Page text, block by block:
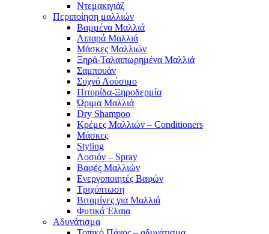
Ντεμακιγιάζ
Περιποίηση μαλλιών
Βαμμένα Μαλλιά
Λιπαρά Μαλλιά
Μάσκες Μαλλιών
Ξηρά-Ταλαιπωρημένα Μαλλιά
Σαμπουάν
Συχνό Λούσιμο
Πιτυρίδα-Ξηροδερμία
Ώριμα Μαλλιά
Dry Shampoo
Κρέμες Μαλλιών – Conditioners
Μάσκες
Styling
Λοσιόν – Spray
Βαφές Μαλλιών
Ενεργοποιητές Βαφών
Τριχόπτωση
Βιταμίνες για Μαλλιά
Φυτικά Έλαια
Αδυνάτισμα